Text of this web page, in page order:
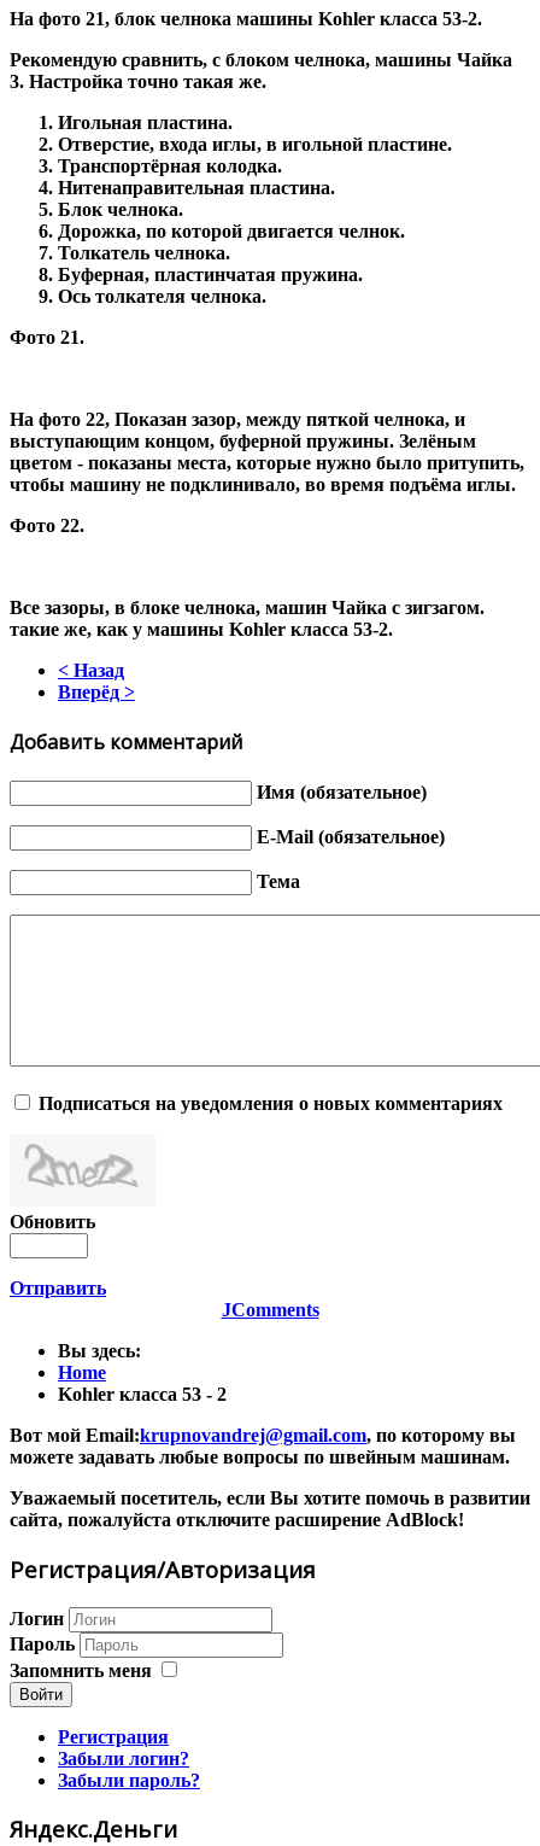
На фото 21, блок челнока машины Kohler класса 53-2.
Рекомендую сравнить, с блоком челнока, машины Чайка
3. Настройка точно такая же.
Игольная пластина.
Отверстие, входа иглы, в игольной пластине.
Транспортёрная колодка.
Нитенаправительная пластина.
Блок челнока.
Дорожка, по которой двигается челнок.
Толкатель челнока.
Буферная, пластинчатая пружина.
Ось толкателя челнока.
Фото 21.
На фото 22, Показан зазор, между пяткой челнока, и
выступающим концом, буферной пружины. Зелёным
цветом - показаны места, которые нужно было притупить,
чтобы машину не подклинивало, во время подъёма иглы.
Фото 22.
Все зазоры, в блоке челнока, машин Чайка с зигзагом.
такие же, как у машины Kohler класса 53-2.
< Назад
Вперёд >
Добавить комментарий
Имя (обязательное)
E-Mail (обязательное)
Тема
Подписаться на уведомления о новых комментариях
Обновить
Отправить
JComments
Вы здесь:
Home
Kohler класса 53 - 2
Вот мой Email:krupnovandrej@gmail.com, по которому вы
можете задавать любые вопросы по швейным машинам.
Уважаемый посетитель, если Вы хотите помочь в развитии
сайта, пожалуйста отключите расширение AdBlock!
Регистрация/Авторизация
Логин
Пароль
Запомнить меня
Войти
Регистрация
Забыли логин?
Забыли пароль?
Яндекс.Деньги